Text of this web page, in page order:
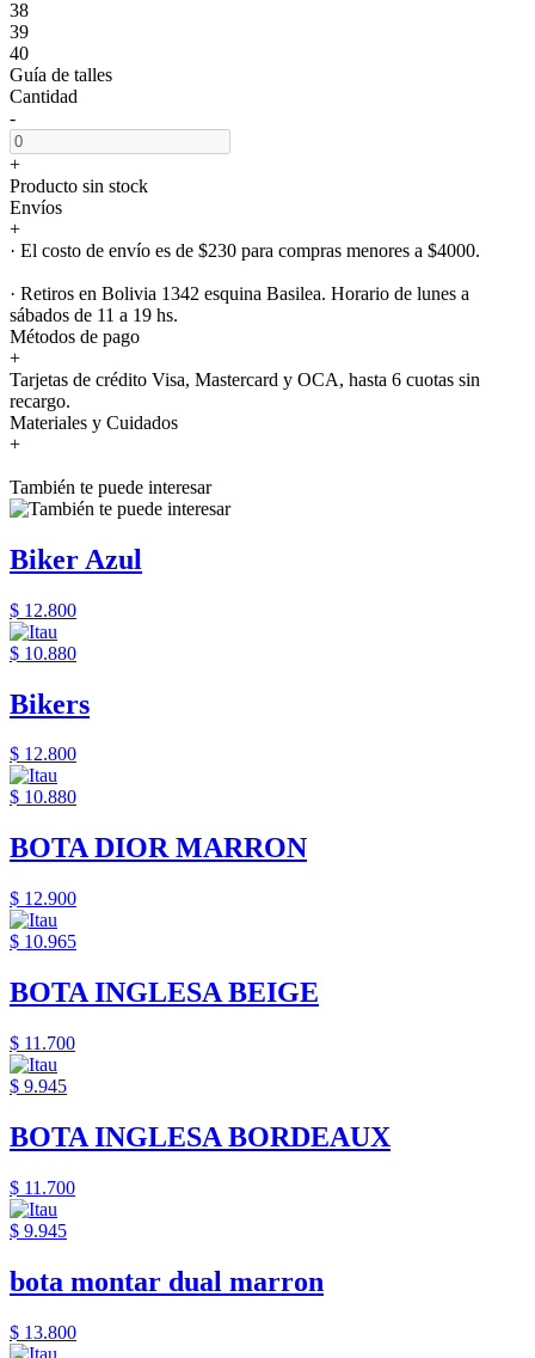
38
39
40
Guía de talles
Cantidad
-
+
Producto sin stock
Envíos
+
· El costo de envío es de $230 para compras menores a $4000.
· Retiros en Bolivia 1342 esquina Basilea. Horario de lunes a
sábados de 11 a 19 hs.
Métodos de pago
+
Tarjetas de crédito Visa, Mastercard y OCA, hasta 6 cuotas sin
recargo.
Materiales y Cuidados
+
También te puede interesar
Biker Azul
$ 12.800
$ 10.880
Bikers
$ 12.800
$ 10.880
BOTA DIOR MARRON
$ 12.900
$ 10.965
BOTA INGLESA BEIGE
$ 11.700
$ 9.945
BOTA INGLESA BORDEAUX
$ 11.700
$ 9.945
bota montar dual marron
$ 13.800